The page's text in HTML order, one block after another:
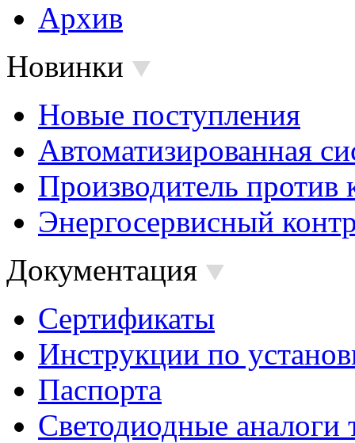
Архив
Новинки
Новые поступления
Автоматизированная
Производитель против
Энергосервисный
Документация
Сертификаты
Инструкции по
Паспорта
Светодиодные аналоги